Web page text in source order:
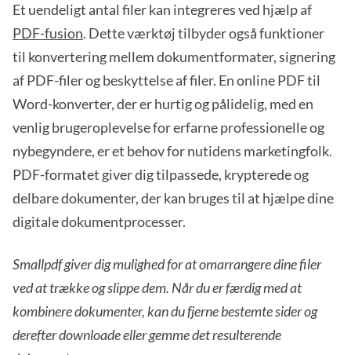
Et uendeligt antal filer kan integreres ved hjælp af
PDF-fusion. Dette værktøj tilbyder også funktioner
til konvertering mellem dokumentformater, signering
af PDF-filer og beskyttelse af filer. En online PDF til
Word-konverter, der er hurtig og pålidelig, med en
venlig brugeroplevelse for erfarne professionelle og
nybegyndere, er et behov for nutidens marketingfolk.
PDF-formatet giver dig tilpassede, krypterede og
delbare dokumenter, der kan bruges til at hjælpe dine
digitale dokumentprocesser.
Smallpdf giver dig mulighed for at omarrangere dine filer
ved at trække og slippe dem. Når du er færdig med at
kombinere dokumenter, kan du fjerne bestemte sider og
derefter downloade eller gemme det resulterende